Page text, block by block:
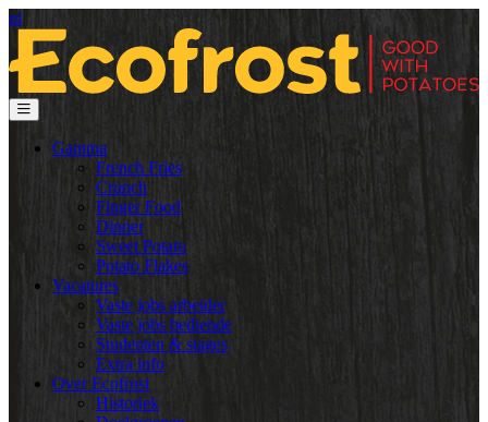
nl
Gamma
French Fries
Crunch
Finger Food
Dinner
Sweet Potato
Potato Flakes
Vacatures
Vaste jobs arbeider
Vaste jobs bediende
Studenten & stages
Extra info
Over Ecofrost
Historiek